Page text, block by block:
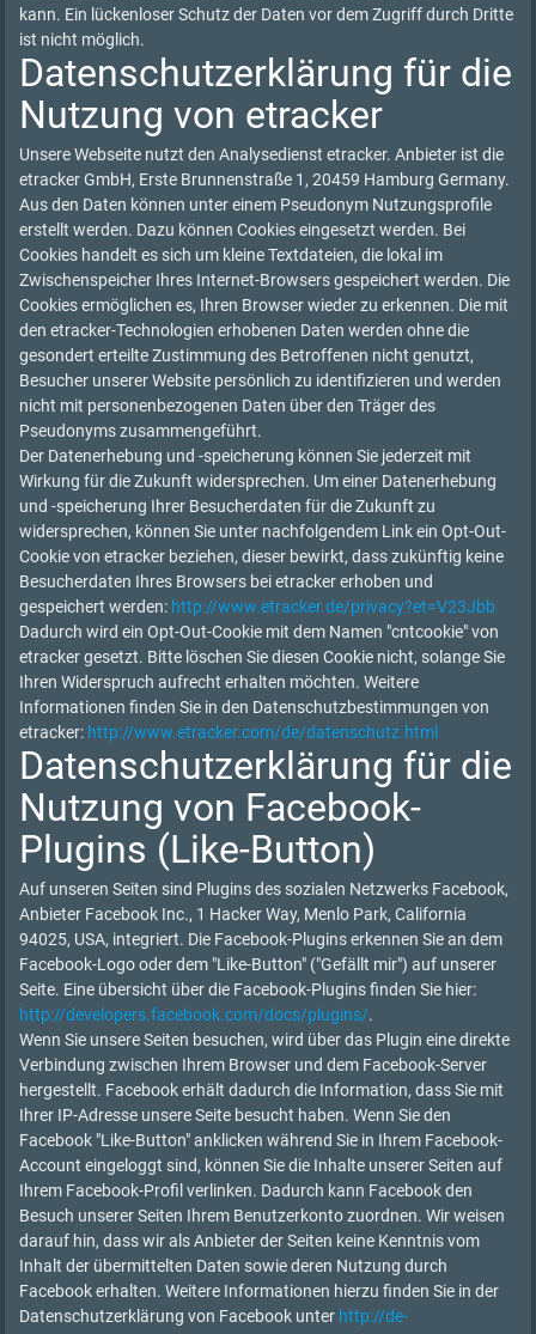
kann. Ein lückenloser Schutz der Daten vor dem Zugriff durch Dritte
ist nicht möglich.
Datenschutzerklärung für die
Nutzung von etracker
Unsere Webseite nutzt den Analysedienst etracker. Anbieter ist die
etracker GmbH, Erste Brunnenstraße 1, 20459 Hamburg Germany.
Aus den Daten können unter einem Pseudonym Nutzungsprofile
erstellt werden. Dazu können Cookies eingesetzt werden. Bei
Cookies handelt es sich um kleine Textdateien, die lokal im
Zwischenspeicher Ihres Internet-Browsers gespeichert werden. Die
Cookies ermöglichen es, Ihren Browser wieder zu erkennen. Die mit
den etracker-Technologien erhobenen Daten werden ohne die
gesondert erteilte Zustimmung des Betroffenen nicht genutzt,
Besucher unserer Website persönlich zu identifizieren und werden
nicht mit personenbezogenen Daten über den Träger des
Pseudonyms zusammengeführt.
Der Datenerhebung und -speicherung können Sie jederzeit mit
Wirkung für die Zukunft widersprechen. Um einer Datenerhebung
und -speicherung Ihrer Besucherdaten für die Zukunft zu
widersprechen, können Sie unter nachfolgendem Link ein Opt-Out-
Cookie von etracker beziehen, dieser bewirkt, dass zukünftig keine
Besucherdaten Ihres Browsers bei etracker erhoben und
gespeichert werden: http://www.etracker.de/privacy?et=V23Jbb
Dadurch wird ein Opt-Out-Cookie mit dem Namen "cntcookie" von
etracker gesetzt. Bitte löschen Sie diesen Cookie nicht, solange Sie
Ihren Widerspruch aufrecht erhalten möchten. Weitere
Informationen finden Sie in den Datenschutzbestimmungen von
etracker: http://www.etracker.com/de/datenschutz.html
Datenschutzerklärung für die
Nutzung von Facebook-
Plugins (Like-Button)
Auf unseren Seiten sind Plugins des sozialen Netzwerks Facebook,
Anbieter Facebook Inc., 1 Hacker Way, Menlo Park, California
94025, USA, integriert. Die Facebook-Plugins erkennen Sie an dem
Facebook-Logo oder dem "Like-Button" ("Gefällt mir") auf unserer
Seite. Eine übersicht über die Facebook-Plugins finden Sie hier:
http://developers.facebook.com/docs/plugins/.
Wenn Sie unsere Seiten besuchen, wird über das Plugin eine direkte
Verbindung zwischen Ihrem Browser und dem Facebook-Server
hergestellt. Facebook erhält dadurch die Information, dass Sie mit
Ihrer IP-Adresse unsere Seite besucht haben. Wenn Sie den
Facebook "Like-Button" anklicken während Sie in Ihrem Facebook-
Account eingeloggt sind, können Sie die Inhalte unserer Seiten auf
Ihrem Facebook-Profil verlinken. Dadurch kann Facebook den
Besuch unserer Seiten Ihrem Benutzerkonto zuordnen. Wir weisen
darauf hin, dass wir als Anbieter der Seiten keine Kenntnis vom
Inhalt der übermittelten Daten sowie deren Nutzung durch
Facebook erhalten. Weitere Informationen hierzu finden Sie in der
Datenschutzerklärung von Facebook unter http://de-